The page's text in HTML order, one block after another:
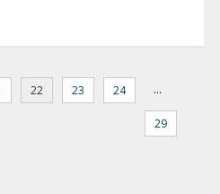
22 23 24 …
29